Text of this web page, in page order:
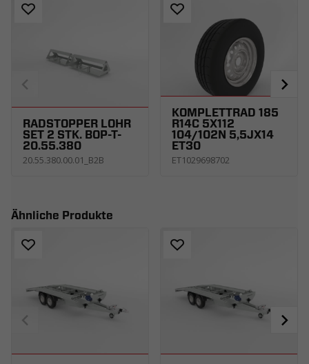
RADSTOPPER LOHR
SET 2 STK. BOP-T-
20.55.380
20.55.380.00.01_B2B
KOMPLETTRAD 185
R14C 5X112
104/102N 5,5JX14
ET30
ET1029698702
Ähnliche Produkte